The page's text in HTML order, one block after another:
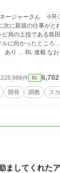
とん売れないアイドルグループのマネー
に新規の仕事が
局の上役である島
の悲惨な日々。 彼は地獄から抜け出すこと
済み 番外編 あり … BL
件 BL 6,782
開発 調教 ス
ましてくれた